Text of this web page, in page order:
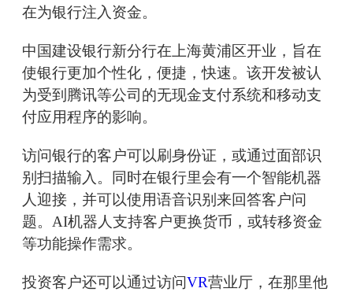
在为银行注入资金。
中国建设银行新分行在上海黄浦区开业，旨在
使银行更加个性化，便捷，快速。该开发被认
为受到腾讯等公司的无现金支付系统和移动支
付应用程序的影响。
访问银行的客户可以刷身份证，或通过面部识
别扫描输入。同时在银行里会有一个智能机器
人迎接，并可以使用语音识别来回答客户问
题。AI机器人支持客户更换货币，或转移资金
等功能操作需求。
投资客户还可以通过访问VR营业厅，在那里他